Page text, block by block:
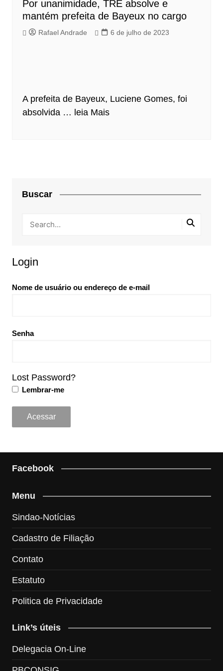
Por unanimidade, TRE absolve e
mantém prefeita de Bayeux no cargo
Rafael Andrade 6 de julho de 2023
A prefeita de Bayeux, Luciene Gomes, foi
absolvida … leia Mais
Buscar
Login
Nome de usuário ou endereço de e-mail
Senha
Lost Password?
Lembrar-me
Facebook
Menu
Sindao-Notícias
Cadastro de Filiação
Contato
Estatuto
Politica de Privacidade
Link’s úteis
Delegacia On-Line